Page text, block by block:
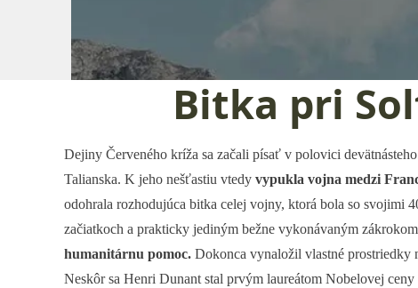
Bitka pri
Dejiny Červeného kríža sa začali písať v polovici
Talianska. K jeho nešťastiu vtedy vypukla vojna medzi
odohrala rozhodujúca bitka celej vojny, ktorá bola so svojimi
začiatkoch a prakticky jediným bežne vykonávaným
humanitárnu pomoc. Dokonca vynaložil vlastné prostriedky
Neskôr sa Henri Dunant stal prvým laureátom Nobelovej ceny